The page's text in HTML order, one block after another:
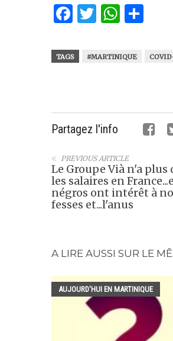
Facebook
Twitter
TAGS #MARTINIQUE
Partagez l'info
PREVIOUS ARTICLE
Le Groupe Vià n'a
les salaires en
négros ont intérêt à
fesses et...l'anus
A LIRE AUSSI SUR LE
AUJOURD'HUI EN MARTINIQUE